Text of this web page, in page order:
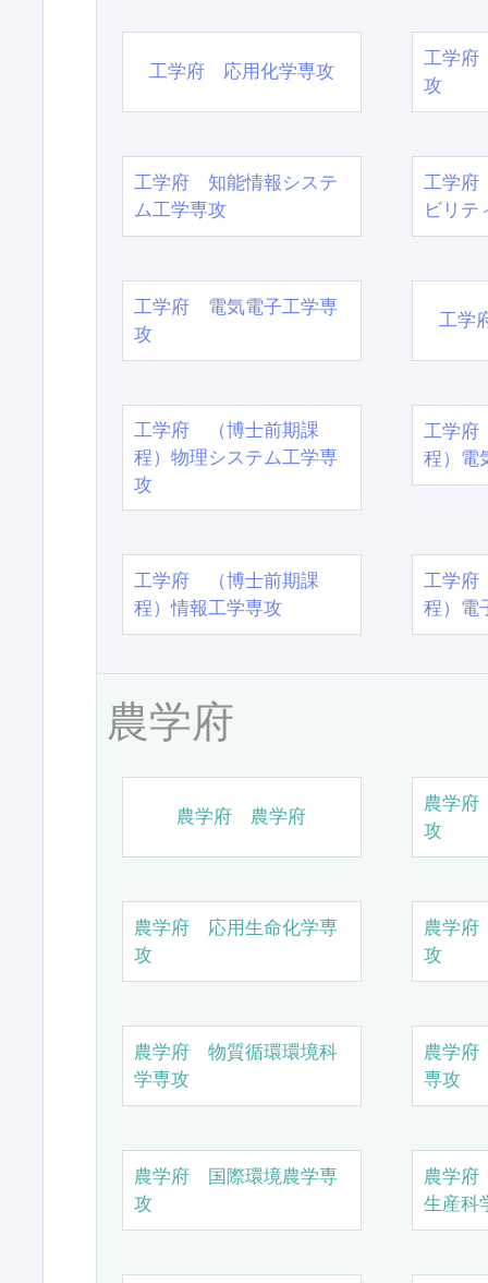
工学府 応用化学専攻
工学府
攻
工学府 知能情報システ
ム工学専攻
工学府
ビリテ
工学府 電気電子工学専
攻
工学
工学府 （博士前期課
程）物理システム工学専
攻
工学
程）電
工学府 （博士前期課
程）情報工学専攻
工学
程）電
農学府
農学府 農学府
農学
攻
農学府 応用生命化学専
攻
農学
攻
農学府 物質循環環境科
学専攻
農学
専攻
農学府 国際環境農学専
攻
農学
生産科